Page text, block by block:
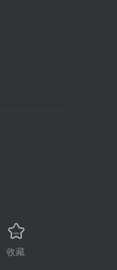
收藏